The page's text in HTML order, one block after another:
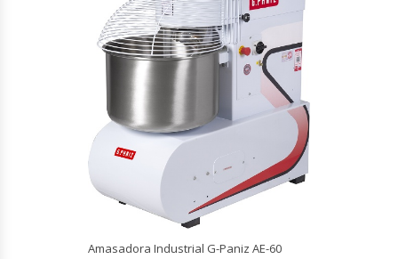
Ralladoras De Queso
Rebanadoras De Pan De Molde
Refrigeradores Industriales
Repuestos Hornos Turbos
Revolvedoras De Masas
Roller Hot DogAmasadora Industrial G-Paniz AE-60